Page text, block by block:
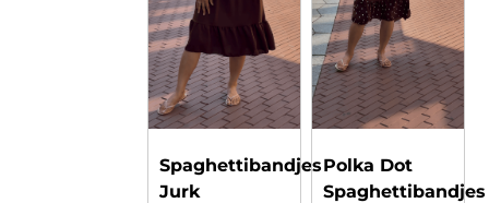
Spaghettibandjes
Jurk
Polka Dot
Spaghettibandjes